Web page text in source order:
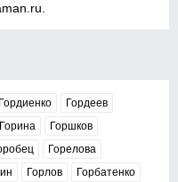
Гордиенко
Гордеев
Горина
Горшков
Горелова
Горлов Горбатенко